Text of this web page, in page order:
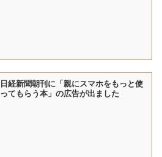
日経新聞朝刊に「親にスマホをもっと使
ってもらう本」の広告が出ました